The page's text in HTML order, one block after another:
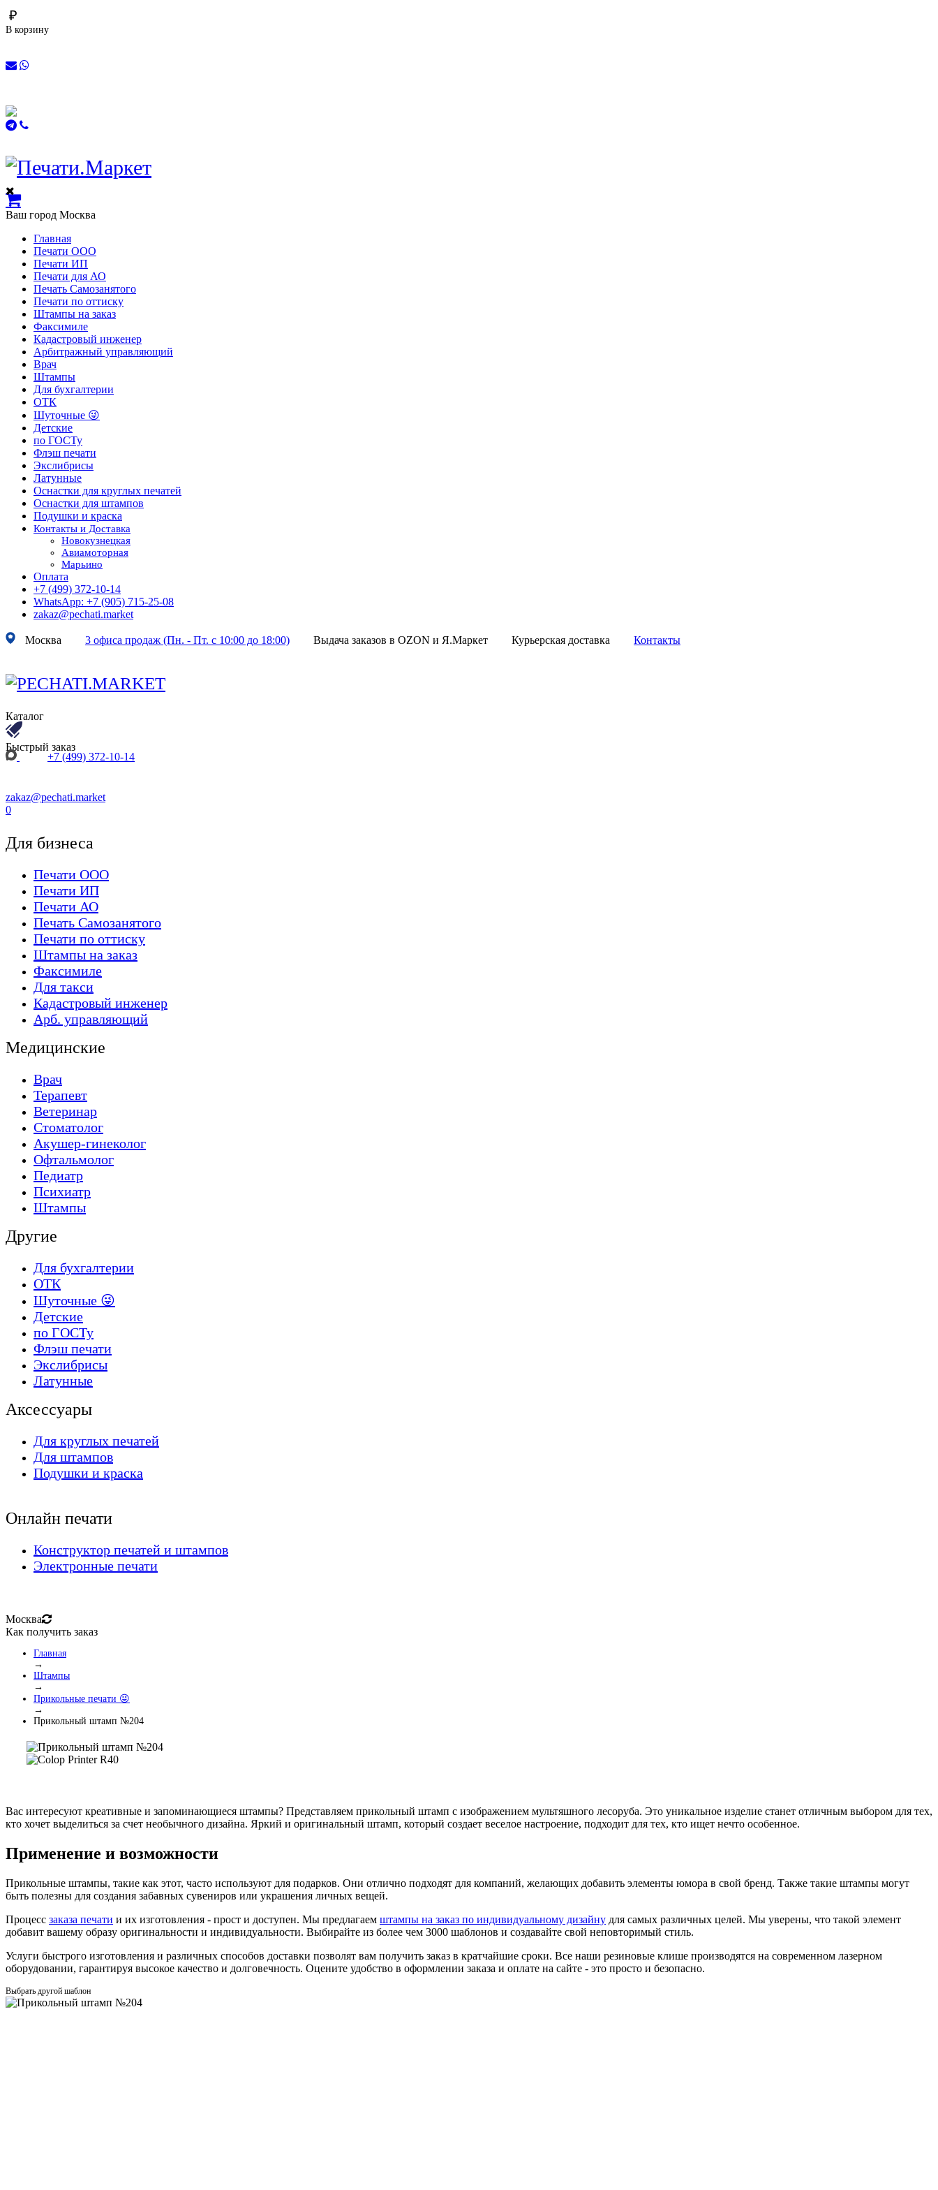
₽
В корзину
Ваш город Москва
Главная
Печати ООО
Печати ИП
Печати для АО
Печать Самозанятого
Печати по оттиску
Штампы на заказ
Факсимиле
Кадастровый инженер
Арбитражный управляющий
Врач
Штампы
Для бухгалтерии
ОТК
Шуточные 😜
Детские
по ГОСТу
Флэш печати
Экслибрисы
Латунные
Оснастки для круглых печатей
Оснастки для штампов
Подушки и краска
Контакты и Доставка
Новокузнецкая
Авиамоторная
Марьино
Оплата
+7 (499) 372-10-14
WhatsApp: +7 (905) 715-25-08
zakaz@pechati.market
Москва 3 офиса продаж (Пн. - Пт. с 10:00 до 18:00) Выдача заказов в OZON и Я.Маркет Курьерская доставка Контакты
Каталог
Быстрый заказ
+7 (499) 372-10-14
zakaz@pechati.market
0
Для бизнеса
Печати ООО
Печати ИП
Печати АО
Печать Самозанятого
Печати по оттиску
Штампы на заказ
Факсимиле
Для такси
Кадастровый инженер
Арб. управляющий
Медицинские
Врач
Терапевт
Ветеринар
Стоматолог
Акушер-гинеколог
Офтальмолог
Педиатр
Психиатр
Штампы
Другие
Для бухгалтерии
ОТК
Шуточные 😜
Детские
по ГОСТу
Флэш печати
Экслибрисы
Латунные
Аксессуары
Для круглых печатей
Для штампов
Подушки и краска
Онлайн печати
Конструктор печатей и штампов
Электронные печати
Москва
Как получить заказ
Главная
→
Штампы
→
Прикольные печати 😜
→
Прикольный штамп №204
Вас интересуют креативные и запоминающиеся штампы? Представляем прикольный штамп с изображением мультяшного лесоруба. Это уникальное изделие станет отличным выбором для тех,
кто хочет выделиться за счет необычного дизайна. Яркий и оригинальный штамп, который создает веселое настроение, подходит для тех, кто ищет нечто особенное.
Применение и возможности
Прикольные штампы, такие как этот, часто используют для подарков. Они отлично подходят для компаний, желающих добавить элементы юмора в свой бренд. Также такие штампы могут
быть полезны для создания забавных сувениров или украшения личных вещей.
Процесс заказа печати и их изготовления - прост и доступен. Мы предлагаем штампы на заказ по индивидуальному дизайну для самых различных целей. Мы уверены, что такой элемент
добавит вашему образу оригинальности и индивидуальности. Выбирайте из более чем 3000 шаблонов и создавайте свой неповторимый стиль.
Услуги быстрого изготовления и различных способов доставки позволят вам получить заказ в кратчайшие сроки. Все наши резиновые клише производятся на современном лазерном
оборудовании, гарантируя высокое качество и долговечность. Оцените удобство в оформлении заказа и оплате на сайте - это просто и безопасно.
Выбрать другой шаблон